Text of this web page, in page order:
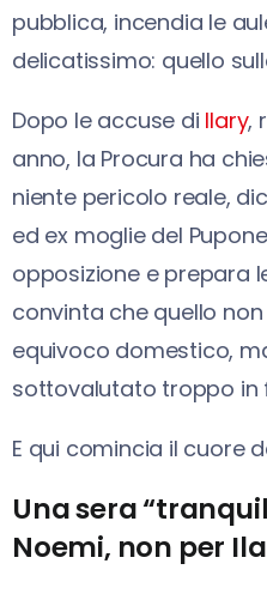
pubblica, incendia le
delicatissimo: quello
Dopo le accuse di Ilary,
anno, la Procura ha
niente pericolo reale,
ed ex moglie del
opposizione e prepara
convinta che quello
equivoco domestico,
sottovalutato troppo in
E qui comincia il cuore
Una sera
Noemi, non per